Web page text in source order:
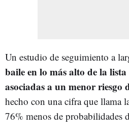
Un estudio de seguimiento a
baile en lo más alto de la
asociadas a un menor riesgo
hecho con una cifra que llama
76% menos de probabilidades